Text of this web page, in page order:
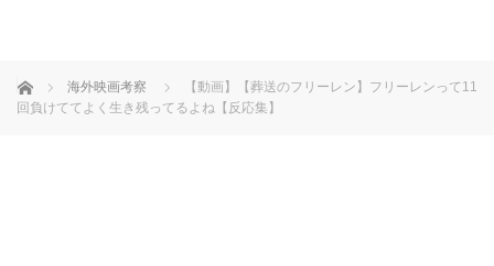
ホーム 海外映画考察
【動画】【葬送のフリーレン】フリーレンって11
回負けててよく生き残ってるよね【反応集】